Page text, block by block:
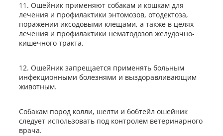
11. Ошейник применяют собакам и кошкам для
лечения и профилактики энтомозов, отодектоза,
поражении иксодовыми клещами, а также в целях
лечения и профилактики нематодозов желудочно-
кишечного тракта.
12. Ошейник запрещается применять больным
инфекционными болезнями и выздоравливающим
животным.
Собакам пород колли, шелти и бобтейл ошейник
следует использовать под контролем ветеринарного
врача.